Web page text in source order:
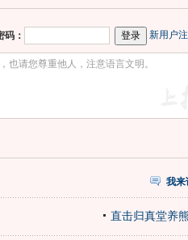
码： 新用户
我来
直击归真堂养